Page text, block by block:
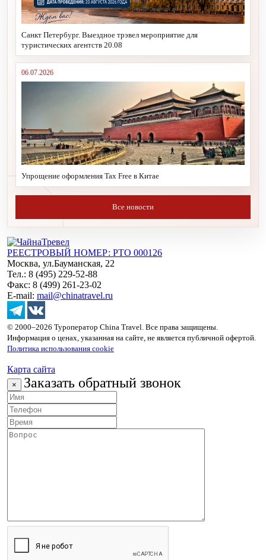
Санкт Петербург. Выездное трэвел мероприятие для
туристических агентств 20.08
06.07.2026
Упрощение оформления Tax Free в Китае
Все новости
РЕЕСТРОВЫЙ НОМЕР: РТО 000126
Москва, ул.Бауманская, 22
Тел.: 8 (495) 229-52-88
Факс: 8 (499) 261-23-02
E-mail: mail@chinatravel.ru
© 2000–2026 Туроператор China Travel. Все права защищены.
Информация о ценах, указанная на сайте, не является публичной офертой.
Политика использования cookie
Карта сайта
× Заказать обратный звонок